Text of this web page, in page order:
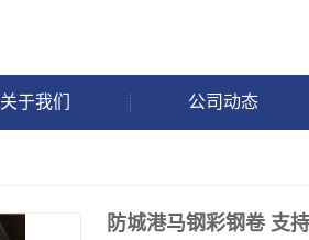
关于我们 公司动态
防城港马钢彩钢卷 支